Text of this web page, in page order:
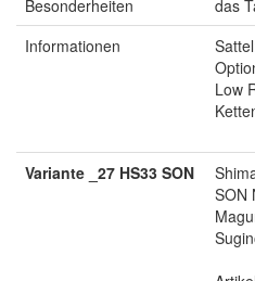
Besonderheiten
das
Informationen
Low
Variante _27 HS33 SON
SON